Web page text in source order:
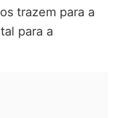
trazem para a
para a